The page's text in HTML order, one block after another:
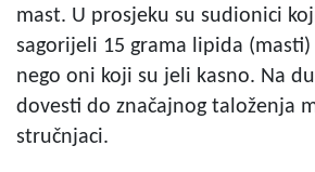
mast. U prosjeku su sudionici
sagorijeli 15 grama lipida (masti)
nego oni koji su jeli kasno. Na
dovesti do značajnog taloženja
stručnjaci.